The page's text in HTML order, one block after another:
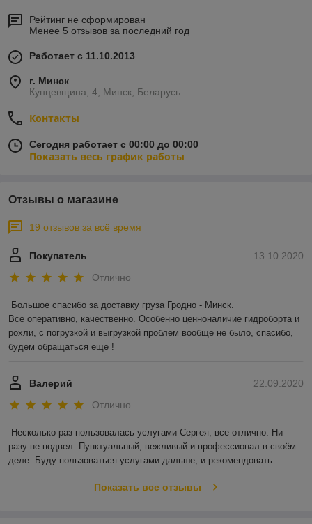
Рейтинг не сформирован
Менее 5 отзывов за последний год
Работает с 11.10.2013
г. Минск
Кунцевщина, 4, Минск, Беларусь
Контакты
Сегодня работает с 00:00 до 00:00
Показать весь график работы
Отзывы о магазине
19 отзывов за всё время
13.10.2020
Покупатель
Отлично
Большое спасибо за доставку груза Гродно - Минск.
Все оперативно, качественно. Особенно ценноналичие гидроборта и
рохли, с погрузкой и выгрузкой проблем вообще не было, спасибо,
будем обращаться еще !
22.09.2020
Валерий
Отлично
Несколько раз пользовалась услугами Сергея, все отлично. Ни
разу не подвел. Пунктуальный, вежливый и профессионал в своём
деле. Буду пользоваться услугами дальше, и рекомендовать
Показать все отзывы